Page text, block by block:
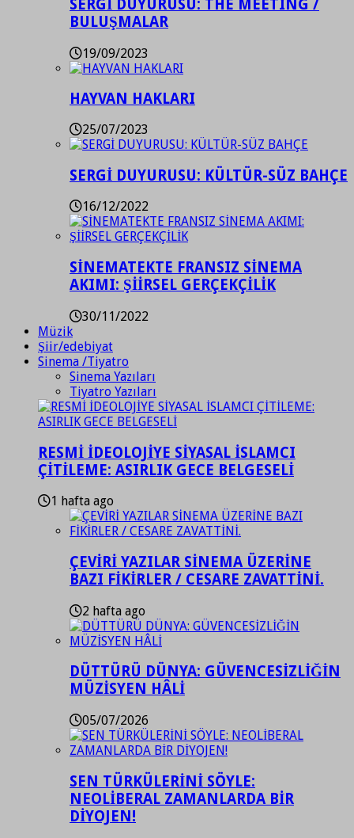
SERGİ DUYURUSU: THE MEETING /
BULUŞMALAR
19/09/2023
HAYVAN HAKLARI
25/07/2023
SERGİ DUYURUSU: KÜLTÜR-SÜZ BAHÇE
16/12/2022
SİNEMATEKTE FRANSIZ SİNEMA
AKIMI: ŞİİRSEL GERÇEKÇİLİK
30/11/2022
Müzik
Şiir/edebiyat
Sinema /Tiyatro
Sinema Yazıları
Tiyatro Yazıları
RESMİ İDEOLOJİYE SİYASAL İSLAMCI
ÇİTİLEME: ASIRLIK GECE BELGESELİ
1 hafta ago
ÇEVİRİ YAZILAR SİNEMA ÜZERİNE
BAZI FİKİRLER / CESARE ZAVATTİNİ.
2 hafta ago
DÜTTÜRÜ DÜNYA: GÜVENCESİZLİĞİN
MÜZİSYEN HÂLİ
05/07/2026
SEN TÜRKÜLERİNİ SÖYLE:
NEOLİBERAL ZAMANLARDA BİR
DİYOJEN!